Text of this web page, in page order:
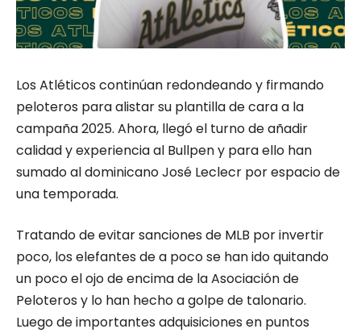
Los Atléticos continúan redondeando y firmando
peloteros para alistar su plantilla de cara a la
campaña 2025. Ahora, llegó el turno de añadir
calidad y experiencia al Bullpen y para ello han
sumado al dominicano José Leclecr por espacio de
una temporada.
Tratando de evitar sanciones de MLB por invertir
poco, los elefantes de a poco se han ido quitando
un poco el ojo de encima de la Asociación de
Peloteros y lo han hecho a golpe de talonario.
Luego de importantes adquisiciones en puntos